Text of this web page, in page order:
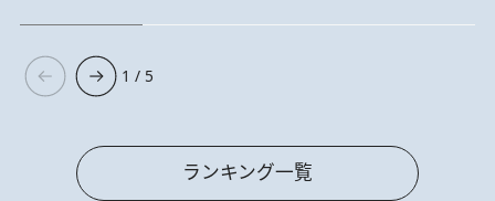
1 / 5
ランキング一覧